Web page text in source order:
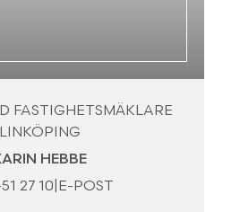
FASTIGHETSMÄKLARE
LINKÖPING
HEBBE
27 10 E-POST